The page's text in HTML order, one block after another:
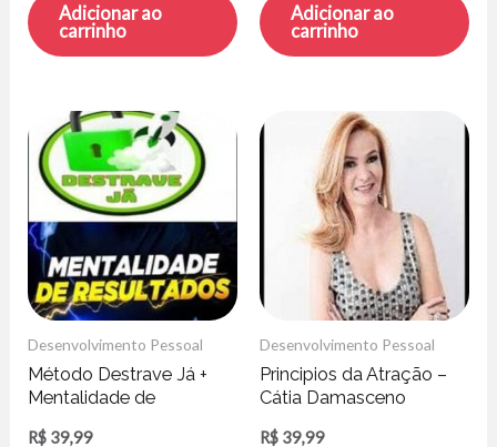
Adicionar ao
carrinho
Adicionar ao
carrinho
Desenvolvimento Pessoal
Método Destrave Já +
Mentalidade de
R$ 39,99
Desenvolvimento Pessoal
Principios da Atração –
Cátia Damasceno
R$ 39,99